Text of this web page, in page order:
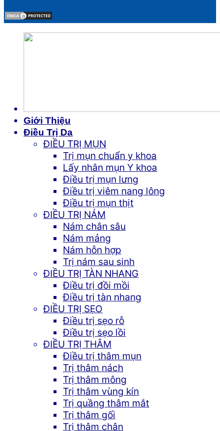
Giới Thiệu
Điều Trị Da
ĐIỀU TRỊ MỤN
Trị mụn chuẩn y khoa
Lấy nhân mụn Y khoa
Điều trị mụn lưng
Điều trị viêm nang lông
Điều trị mụn thịt
ĐIỀU TRỊ NÁM
Nám chân sâu
Nám mảng
Nám hỗn hợp
Trị nám sau sinh
ĐIỀU TRỊ TÀN NHANG
Điều trị đồi mồi
Điều trị tàn nhang
ĐIỀU TRỊ SẸO
Điều trị sẹo rỗ
Điều trị sẹo lồi
ĐIỀU TRỊ THÂM
Điều trị thâm mụn
Trị thâm nách
Trị thâm mông
Trị thâm vùng kín
Trị quầng thâm mắt
Trị thâm gối
Trị thâm chân